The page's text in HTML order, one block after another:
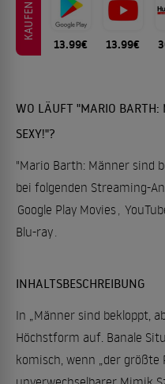
KAUFEN
13.99€ 13.99€
WO LÄUFT "MARIO BARTH:
SEXY!"?
"Mario Barth: Männer sind
bei folgenden Streaming-
Google Play Movies,
Blu-ray.
INHALTSBESCHREIBUNG
In „Männer sind bekloppt,
Höchstform auf. Banale
komisch, wenn „der